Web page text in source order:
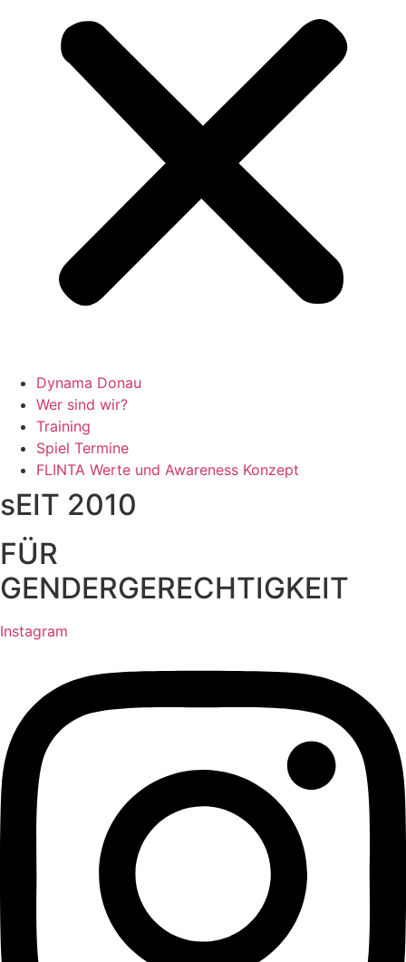
Dynama Donau
Wer sind wir?
Training
Spiel Termine
FLINTA Werte und Awareness Konzept
sEIT 2010
FÜR
GENDERGERECHTIGKEIT
Instagram